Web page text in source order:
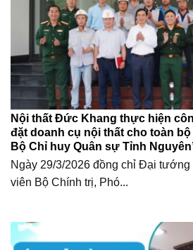
Nội thất Đức Khang thực hiện
đặt doanh cụ nội thất cho toàn
Bộ Chỉ huy Quân sự Tỉnh
Ngày 29/3/2026 đồng chỉ Đại
viên Bộ Chính trị, Phó...